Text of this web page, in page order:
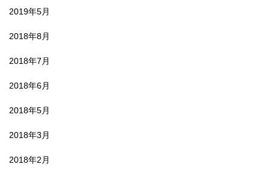
2019年5月
2018年8月
2018年7月
2018年6月
2018年5月
2018年3月
2018年2月